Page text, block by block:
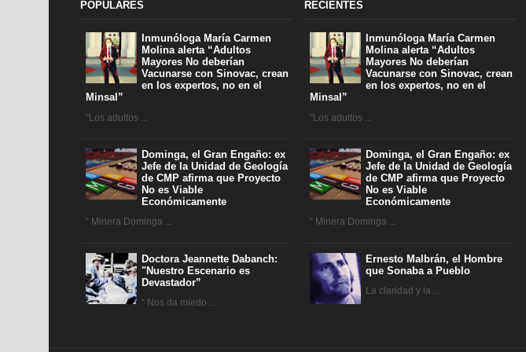
POPULARES
Inmunóloga María Carmen
Molina alerta “Adultos
Mayores No deberían
Vacunarse con Sinovac, crean
en los expertos, no en el
Minsal”
"Los adultos ...
Dominga, el Gran Engaño: ex
Jefe de la Unidad de Geología
de CMP afirma que Proyecto
No es Viable
Económicamente
“ Minera Dominga ...
Doctora Jeannette Dabanch:
"Nuestro Escenario es
Devastador”
“ Nos da miedo ...
RECIENTES
Inmunóloga María Carmen
Molina alerta “Adultos
Mayores No deberían
Vacunarse con Sinovac, crean
en los expertos, no en el
Minsal”
"Los adultos ...
Dominga, el Gran Engaño: ex
Jefe de la Unidad de Geología
de CMP afirma que Proyecto
No es Viable
Económicamente
“ Minera Dominga ...
Ernesto Malbrán, el Hombre
que Sonaba a Pueblo
La claridad y la ...